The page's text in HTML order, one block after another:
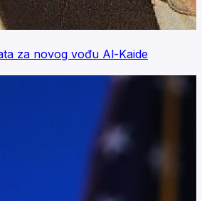
za novog vođu Al-Kaide